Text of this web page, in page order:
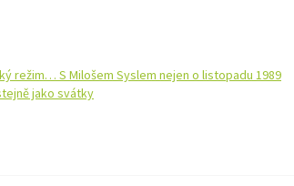
režim… S Milošem Syslem nejen o listopadu 1989
jako svátky